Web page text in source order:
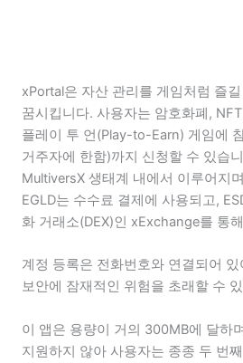
xPortal은 자산 관리를 게임처럼 즐
꿈시킵니다. 사용자는 암호화폐,
플레이 투 언(Play-to-Earn) 게임에
거주자에 한함)까지 신청할 수 있습
MultiversX 생태계 내에서 이루어지
EGLD는 수수료 결제에 사용되고,
화 거래소(DEX)인 xExchange를 통
계정 등록은 전화번호와 연결되어
보안에 잠재적인 위험을 초래할 수
이 앱은 용량이 거의 300MB에 달하
지원하지 않아 사용자는 종종 두 번